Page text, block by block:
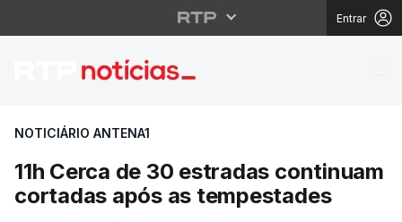
Entrar
11h Cerca de 30
NOTICIÁRIO ANTENA1
11h Cerca de 30 estradas continuam
cortadas após as tempestades